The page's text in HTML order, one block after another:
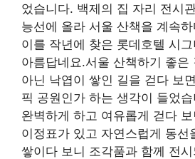
었습니다. 백제의 집 자리 전시
능선에 올라 서울 산책을 계속
이를 작년에 찾은 롯데호텔 시
아름답네요.서울 산책하기 좋은
아닌 낙엽이 쌓인 길을 걷다 보
픽 공원인가 하는 생각이 들었
완벽하게 하고 여유롭게 걷다
이정표가 있고 자연스럽게 동선
쌓이다 보니 조각품과 함께 전